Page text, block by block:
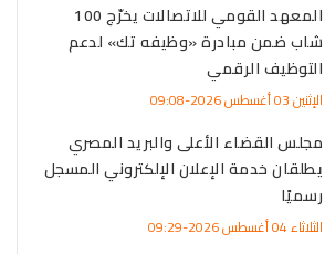
المعهد القومي للاتصالات يخرّج 100
شاب ضمن مبادرة «وظيفه تك» لدعم
التوظيف الرقمي
الإثنين 03 أغسطس 2026-09:08
مجلس القضاء الأعلى والبريد المصري
يطلقان خدمة الإعلان الإلكتروني المسجل
رسميًا
الثلاثاء 04 أغسطس 2026-09:29